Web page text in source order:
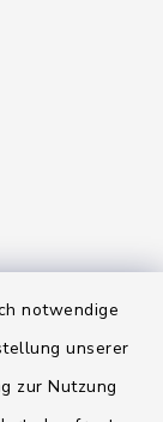
notwendige
unserer
zur Nutzung